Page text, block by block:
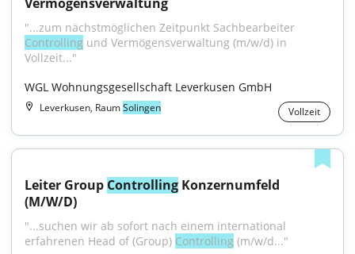
Controlling und Vermögensverwaltung (m/w/d) in
Vollzeit..."
WGL Wohnungsgesellschaft Leverkusen GmbH
Leverkusen, RaumSolingen Vollzeit
Leiter Group Controlling Konzernumfeld
(M/W/D)
"...suchen wir ab sofort nach einem international
erfahrenen Head of (Group) Controlling (m/w/d..."